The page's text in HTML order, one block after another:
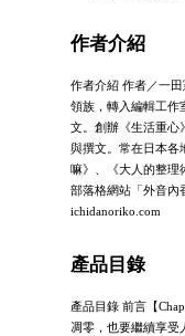
作者介紹
作者介紹 作者／一
領族，轉入編輯工作
文。創辦《生活重心
與撰文。常在日本各
嘛》、《大人的整理
部落格網站「外音內
ichidanoriko.com
產品目錄
產品目錄 前言【
凋零，也要繼續享受